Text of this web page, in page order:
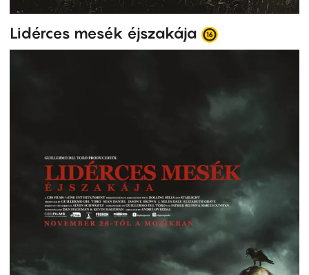
Lidérces mesék éjszakája